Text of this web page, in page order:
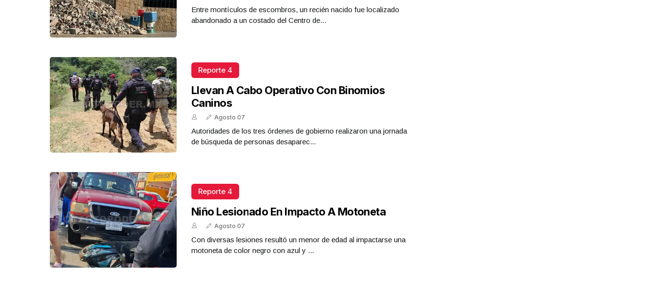
Entre montículos de escombros, un recién nacido fue localizado
abandonado a un costado del Centro de...
Reporte 4
Llevan A Cabo Operativo Con Binomios
Caninos
Agosto 07
Autoridades de los tres órdenes de gobierno realizaron una jornada
de búsqueda de personas desaparec...
Reporte 4
Niño Lesionado En Impacto A Motoneta
Agosto 07
Con diversas lesiones resultó un menor de edad al impactarse una
motoneta de color negro con azul y ...